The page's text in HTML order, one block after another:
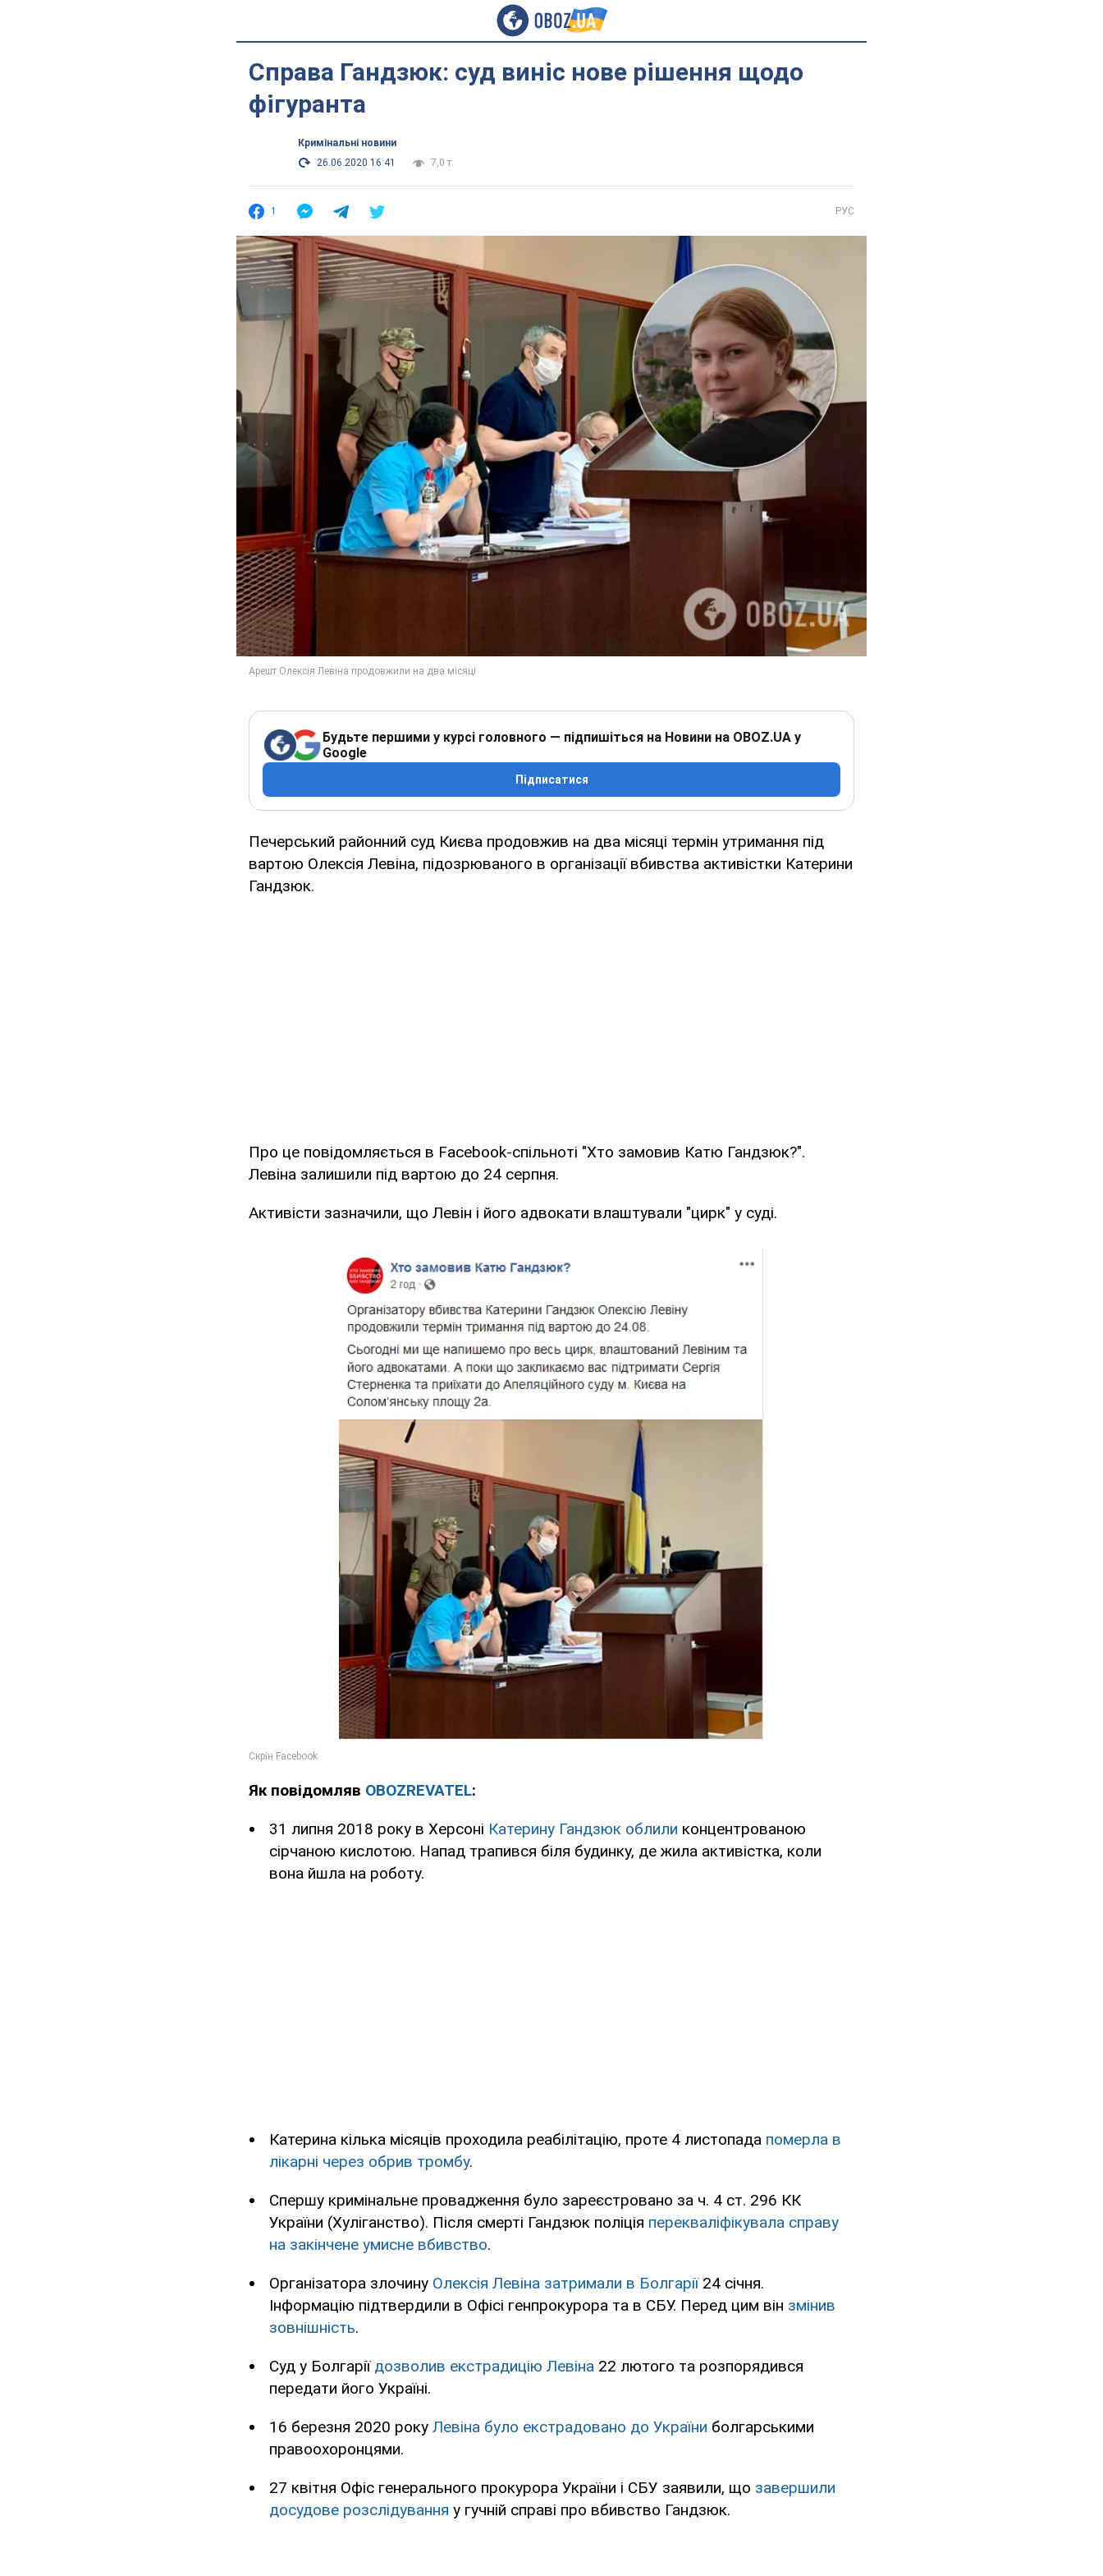
Справа Гандзюк: суд виніс нове рішення щодо
фігуранта
Кримінальні новини
26.06.2020 16:41
7,0 т.
1 РУС
Будьте першими у курсі головного — підпишіться на Новини на OBOZ.UA у
Google
Підписатися
Печерський районний суд Києва продовжив на два місяці термін утримання під
вартою Олексія Левіна, підозрюваного в організації вбивства активістки Катерини
Гандзюк.
Про це повідомляється в Facebook-спільноті "Хто замовив Катю Гандзюк?".
Левіна залишили під вартою до 24 серпня.
Активісти зазначили, що Левін і його адвокати влаштували "цирк" у суді.
Як повідомляв OBOZREVATEL:
31 липня 2018 року в Херсоні Катерину Гандзюк облили концентрованою
сірчаною кислотою. Напад трапився біля будинку, де жила активістка, коли
вона йшла на роботу.
Катерина кілька місяців проходила реабілітацію, проте 4 листопада померла в
лікарні через обрив тромбу.
Спершу кримінальне провадження було зареєстровано за ч. 4 ст. 296 КК
України (Хуліганство). Після смерті Гандзюк поліція перекваліфікувала справу
на закінчене умисне вбивство.
Організатора злочину Олексія Левіна затримали в Болгарії24 січня.
Інформацію підтвердили в Офісі генпрокурора та в СБУ. Перед цим він змінив
зовнішність.
Суд у Болгарії дозволив екстрадицію Левіна 22 лютого та розпорядився
передати його Україні.
16 березня 2020 року Левіна було екстрадовано до України болгарськими
правоохоронцями.
27 квітня Офіс генерального прокурора України і СБУ заявили, що завершили
досудове розслідування у гучній справі про вбивство Гандзюк.